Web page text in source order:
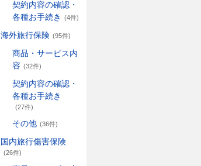
契約内容の確認・
各種お手続き
(4件)
海外旅行保険 (95件)
商品・サービス内
容 (32件)
契約内容の確認・
各種お手続き
(27件)
その他 (36件)
国内旅行傷害保険
(26件)